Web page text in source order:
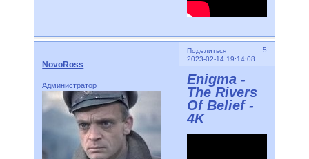
Поделиться
5
2023-02-14 19:14:08
NovoRoss
Администратор
Enigma -
The Rivers
Of Belief -
4K